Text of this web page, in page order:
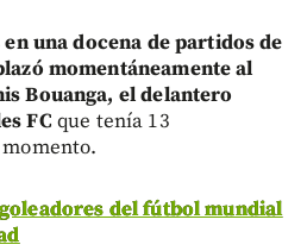
una docena de partidos de
momentáneamente al
Bouanga, el delantero
FC que tenía 13
del fútbol mundial